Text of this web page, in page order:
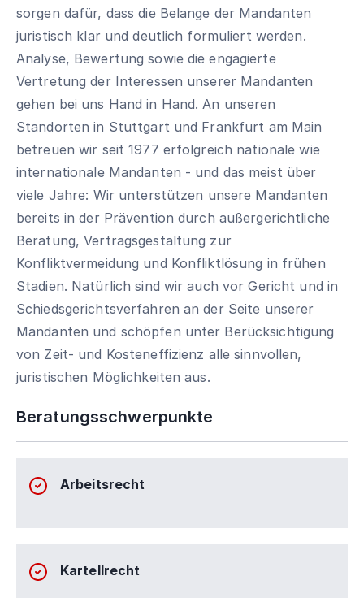
sorgen dafür, dass die Belange der Mandanten
juristisch klar und deutlich formuliert werden.
Analyse, Bewertung sowie die engagierte
Vertretung der Interessen unserer Mandanten
gehen bei uns Hand in Hand. An unseren
Standorten in Stuttgart und Frankfurt am Main
betreuen wir seit 1977 erfolgreich nationale wie
internationale Mandanten - und das meist über
viele Jahre: Wir unterstützen unsere Mandanten
bereits in der Prävention durch außergerichtliche
Beratung, Vertragsgestaltung zur
Konfliktvermeidung und Konfliktlösung in frühen
Stadien. Natürlich sind wir auch vor Gericht und in
Schiedsgerichtsverfahren an der Seite unserer
Mandanten und schöpfen unter Berücksichtigung
von Zeit- und Kosteneffizienz alle sinnvollen,
juristischen Möglichkeiten aus.
Beratungsschwerpunkte
Arbeitsrecht
Kartellrecht